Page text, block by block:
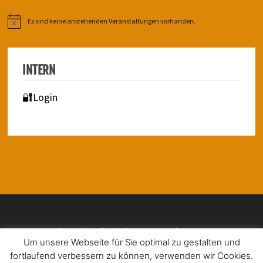
HinweisEs sind keine anstehenden Veranstaltungen vorhanden.
INTERN
🔐Login
Impressum | Barrierefreiheit | Datenschutz
Um unsere Webseite für Sie optimal zu gestalten und
fortlaufend verbessern zu können, verwenden wir Cookies.